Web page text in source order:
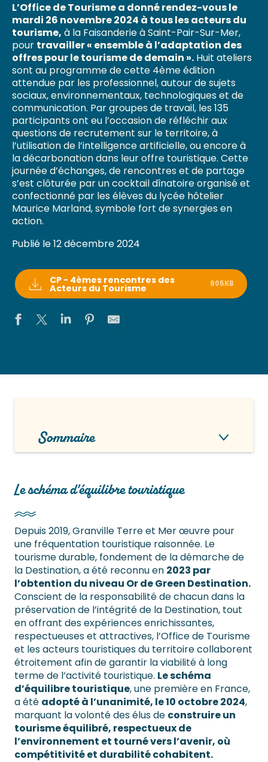
L’Office de Tourisme a donné rendez-vous le
mardi 26 novembre 2024 à tous les acteurs du
tourisme, à la Faisanderie à Saint-Pair-Sur-Mer,
pour travailler « ensemble à l’adaptation des
offres pour le tourisme de demain ». Huit ateliers
sont au programme de cette 4ème édition
attendue par les professionnel, autour de sujets
sociaux, environnementaux, technologiques et de
communication. Par groupes de travail, les 135
participants ont eu l’occasion de réfléchir aux
questions de recrutement sur le territoire, à
l’utilisation de l’intelligence artificielle, ou encore à
la décarbonation dans leur offre touristique. Cette
journée d’échanges, de rencontres et de partage
s’est clôturée par un cocktail dînatoire organisé et
confectionné par les élèves du lycée hôtelier
Maurice Marland, symbole fort de synergies en
action.
Publié le 12 décembre 2024
CP - 4èmes rencontres des
Acteurs du Tourisme 805KB
Sommaire
Le schéma d'équilibre touristique
Depuis 2019, Granville Terre et Mer œuvre pour
une fréquentation touristique raisonnée. Le
tourisme durable, fondement de la démarche de
la Destination, a été reconnu en 2023 par
l’obtention du niveau Or de Green Destination.
Conscient de la responsabilité de chacun dans la
préservation de l’intégrité de la Destination, tout
en offrant des expériences enrichissantes,
respectueuses et attractives, l’Office de Tourisme
et les acteurs touristiques du territoire collaborent
étroitement afin de garantir la viabilité à long
terme de l’activité touristique. Le schéma
d’équilibre touristique, une première en France,
a été adopté à l’unanimité, le 10 octobre 2024,
marquant la volonté des élus de construire un
tourisme équilibré, respectueux de
l’environnement et tourné vers l’avenir, où
compétitivité et durabilité cohabitent.